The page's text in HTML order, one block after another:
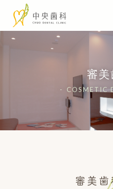
審
COSMETIC
審美